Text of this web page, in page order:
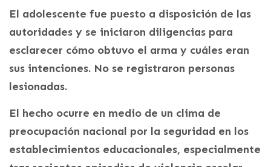
El adolescente fue puesto a disposición de las
autoridades y se iniciaron diligencias para
esclarecer cómo obtuvo el arma y cuáles eran
sus intenciones. No se registraron personas
lesionadas.
El hecho ocurre en medio de un clima de
preocupación nacional por la seguridad en los
establecimientos educacionales, especialmente